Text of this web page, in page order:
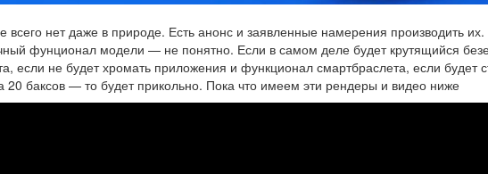
всего нет даже в природе. Есть анонс и заявленные намерения производить
фунционал модели — не понятно. Если в самом деле будет крутящийся
если не будет хромать приложения и функционал смартбраслета, если будет
20 баксов — то будет прикольно. Пока что имеем эти рендеры и видео ниже